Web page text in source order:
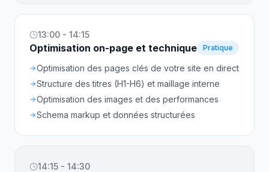
13:00 - 14:15
Optimisation on-page et technique Pratique
Optimisation des pages clés de votre site en direct
Structure des titres (H1-H6) et maillage interne
Optimisation des images et des performances
Schema markup et données structurées
14:15 - 14:30